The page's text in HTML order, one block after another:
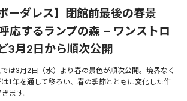
ーダレス】閉館前最後の春景
応するランプの森 – ワンストロ
3月2日から順次公開
は3月2日（水）より春の景色が順次公開。境界なく
1年を通して移ろい、春の季節とともに変化した作
ます。